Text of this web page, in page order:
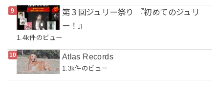
第３回ジュリー祭り 『初めてのジュリ
ー！』
1.4k件のビュー
Atlas Records
1.3k件のビュー